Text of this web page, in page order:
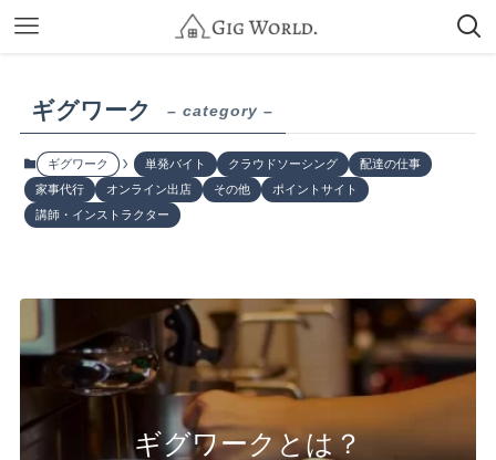
ギグワーク – category –
ギグワーク 単発バイト クラウドソーシング
配達の仕事
家事代行
オンライン出店 その他
ポイントサイト
講師・インストラクター
ギグワークとは？